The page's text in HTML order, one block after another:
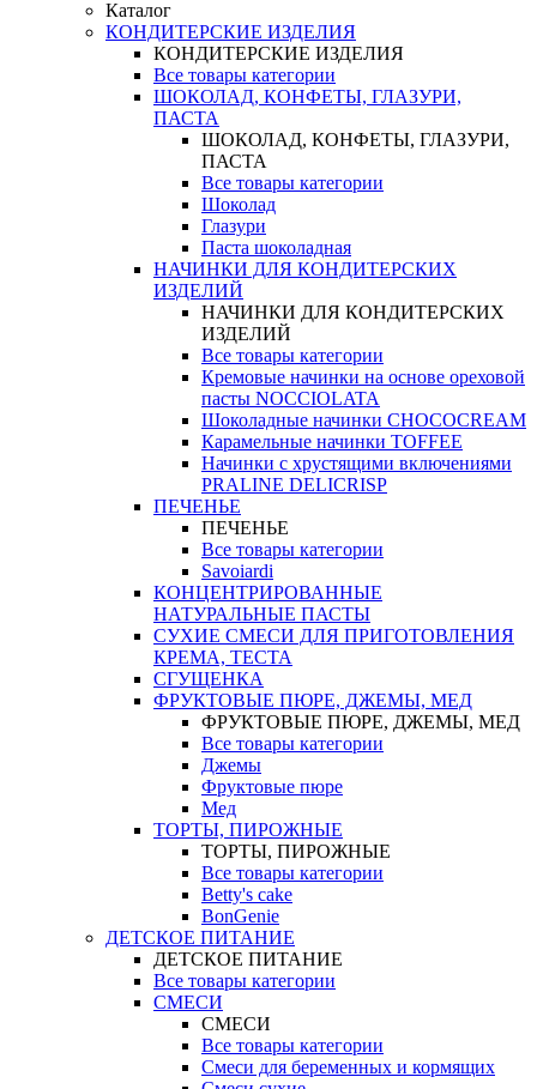
Каталог
КОНДИТЕРСКИЕ ИЗДЕЛИЯ
КОНДИТЕРСКИЕ ИЗДЕЛИЯ
Все товары категории
ШОКОЛАД, КОНФЕТЫ, ГЛАЗУРИ,
ПАСТА
ШОКОЛАД, КОНФЕТЫ, ГЛАЗУРИ,
ПАСТА
Все товары категории
Шоколад
Глазури
Паста шоколадная
НАЧИНКИ ДЛЯ КОНДИТЕРСКИХ
ИЗДЕЛИЙ
НАЧИНКИ ДЛЯ КОНДИТЕРСКИХ
ИЗДЕЛИЙ
Все товары категории
Кремовые начинки на основе ореховой
пасты NOCCIOLATA
Шоколадные начинки CHOCOCREAM
Карамельные начинки TOFFEE
Начинки с хрустящими включениями
PRALINE DELICRISP
ПЕЧЕНЬЕ
ПЕЧЕНЬЕ
Все товары категории
Savoiardi
КОНЦЕНТРИРОВАННЫЕ
НАТУРАЛЬНЫЕ ПАСТЫ
СУХИЕ СМЕСИ ДЛЯ ПРИГОТОВЛЕНИЯ
КРЕМА, ТЕСТА
СГУЩЕНКА
ФРУКТОВЫЕ ПЮРЕ, ДЖЕМЫ, МЕД
ФРУКТОВЫЕ ПЮРЕ, ДЖЕМЫ, МЕД
Все товары категории
Джемы
Фруктовые пюре
Мед
ТОРТЫ, ПИРОЖНЫЕ
ТОРТЫ, ПИРОЖНЫЕ
Все товары категории
Betty's cake
BonGenie
ДЕТСКОЕ ПИТАНИЕ
ДЕТСКОЕ ПИТАНИЕ
Все товары категории
СМЕСИ
СМЕСИ
Все товары категории
Смеси для беременных и кормящих